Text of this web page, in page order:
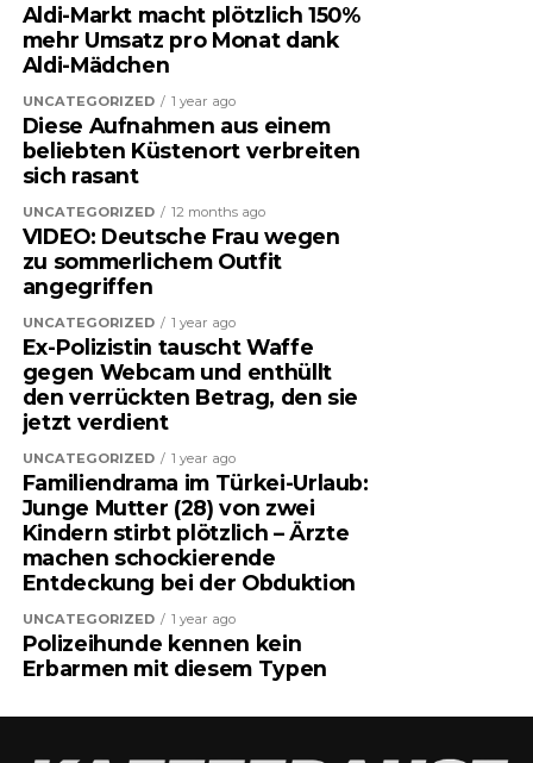
Aldi-Markt macht plötzlich 150%
mehr Umsatz pro Monat dank
Aldi-Mädchen
UNCATEGORIZED 1 year ago
Diese Aufnahmen aus einem
beliebten Küstenort verbreiten
sich rasant
UNCATEGORIZED 12 months ago
VIDEO: Deutsche Frau wegen
zu sommerlichem Outfit
angegriffen
UNCATEGORIZED 1 year ago
Ex-Polizistin tauscht Waffe
gegen Webcam und enthüllt
den verrückten Betrag, den sie
jetzt verdient
UNCATEGORIZED 1 year ago
Familiendrama im Türkei-Urlaub:
Junge Mutter (28) von zwei
Kindern stirbt plötzlich – Ärzte
machen schockierende
Entdeckung bei der Obduktion
UNCATEGORIZED 1 year ago
Polizeihunde kennen kein
Erbarmen mit diesem Typen